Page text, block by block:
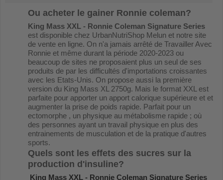
Ou acheter le gainer Ronnie coleman?
King Mass XXL - Ronnie Coleman Signature Series
est disponible chez UrbanNutriShop Melun et notre site
de vente en ligne. On n'a jamais arrêté de Travailler Avec
Ronnie et même durant la période 2020-2023 ou
beaucoup de sites ne proposaient plus un seul de ses
produits de par les difficultés d'importations croissantes
avec les Etats-Unis. On propose aussi la première
version du King Mass XL 2750g. Mais le format XXL est
parfaite pour apporter un apport calorique supérieure et et
augmenter la prise de poids rapide. Parfait pour un
ectomorphe , un physique au métabolisme rapide ; où
des personnes ayant un travail physique en plus des
entrainements de musculation et de la pratique d'autres
sports.
Quels sont les effets des sucres sur la
production d'insuline?
King Mass XXL - Ronnie Coleman Signature Series